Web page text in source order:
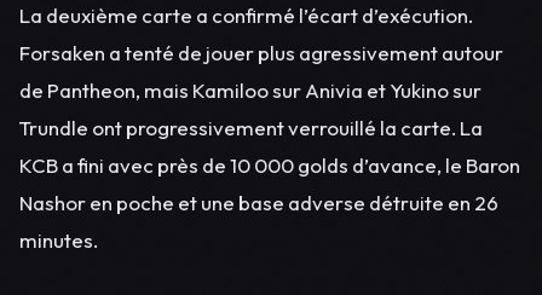
La deuxième carte a confirmé l’écart d’exécution.
Forsaken a tenté de jouer plus agressivement autour
de Pantheon, mais Kamiloo sur Anivia et Yukino sur
Trundle ont progressivement verrouillé la carte. La
KCB a fini avec près de 10 000 golds d’avance, le Baron
Nashor en poche et une base adverse détruite en 26
minutes.